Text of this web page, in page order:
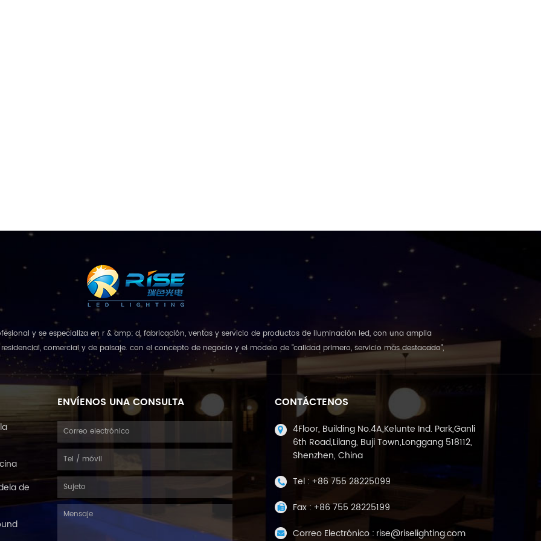
y se especializa en r & amp; d, fabricación, ventas y servicio de productos de iluminación led, con una amplia
comercial y de paisaje. con el concepto de negocio y el modelo de "calidad primero, servicio más destacado",
que combina u...
de
ENVÍENOS UNA CONSULTA CONTÁCTENOS
4Floor, Building No.4A,Kelunte Ind. Park,Ganli
6th Road,Lilang, Buji Town,Longgang 518112,
Shenzhen, China
Tel : +86 755 28225099
Fax :+86 755 28225199
Correo Electrónico : rise@riselighting.com